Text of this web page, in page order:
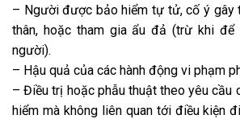
– Người được bảo hiểm tự tử, cố ý gây
thân, hoặc tham gia ẩu đả (trừ khi
người).
– Hậu quả của các hành động vi phạm
– Điều trị hoặc phẫu thuật theo yêu cầu
hiểm mà không liên quan tới điều kiện